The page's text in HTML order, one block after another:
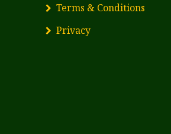
Terms & Conditions
Privacy